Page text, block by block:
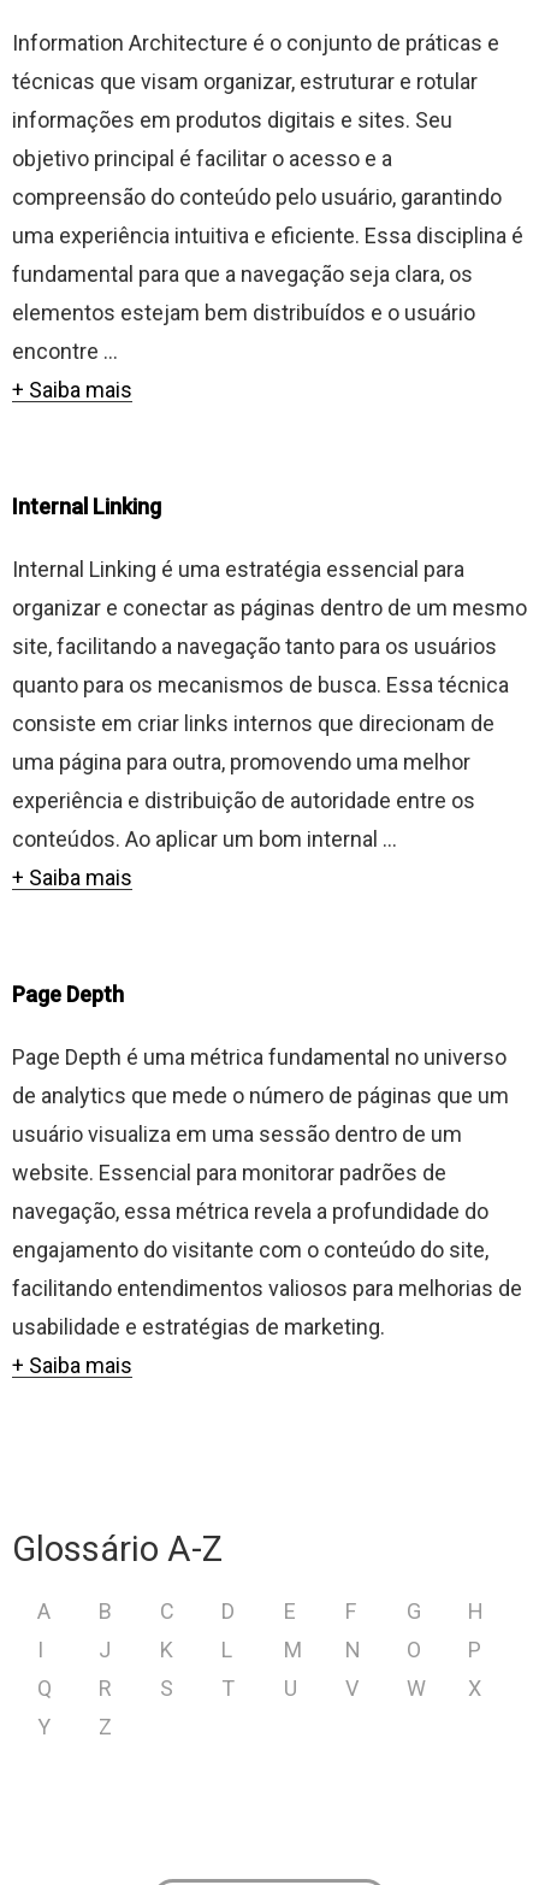
Information Architecture é o conjunto de práticas e
técnicas que visam organizar, estruturar e rotular
informações em produtos digitais e sites. Seu
objetivo principal é facilitar o acesso e a
compreensão do conteúdo pelo usuário, garantindo
uma experiência intuitiva e eficiente. Essa disciplina é
fundamental para que a navegação seja clara, os
elementos estejam bem distribuídos e o usuário
encontre ...
+ Saiba mais
Internal Linking
Internal Linking é uma estratégia essencial para
organizar e conectar as páginas dentro de um mesmo
site, facilitando a navegação tanto para os usuários
quanto para os mecanismos de busca. Essa técnica
consiste em criar links internos que direcionam de
uma página para outra, promovendo uma melhor
experiência e distribuição de autoridade entre os
conteúdos. Ao aplicar um bom internal ...
+ Saiba mais
Page Depth
Page Depth é uma métrica fundamental no universo
de analytics que mede o número de páginas que um
usuário visualiza em uma sessão dentro de um
website. Essencial para monitorar padrões de
navegação, essa métrica revela a profundidade do
engajamento do visitante com o conteúdo do site,
facilitando entendimentos valiosos para melhorias de
usabilidade e estratégias de marketing.
+ Saiba mais
Glossário A-Z
A B C D E F G
H
I
J K L M N O
P
Q
R S T U V W
X
Y
Z